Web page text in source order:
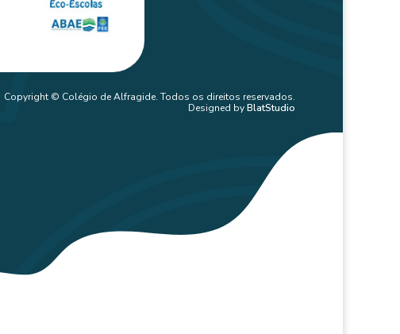
Copyright © Colégio de Alfragide. Todos os direitos reservados.
Designed byBlatStudio